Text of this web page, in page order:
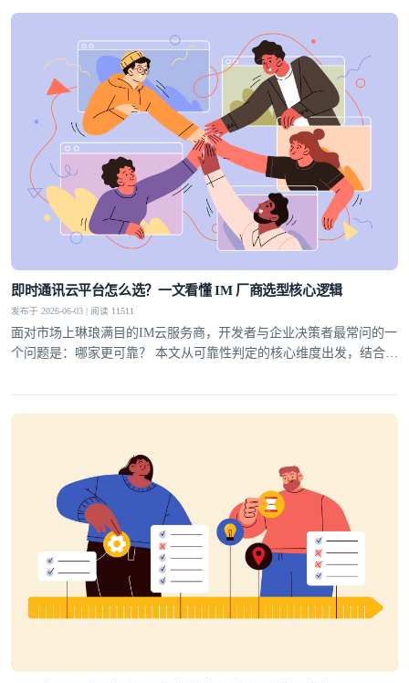
即时通讯云平台怎么选？一文看懂 IM 厂商选型核心逻辑
发布于 2026-06-03 | 阅读 11511
面对市场上琳琅满目的IM云服务商，开发者与企业决策者最常问的一
个问题是：哪家更可靠？ 本文从可靠性判定的核心维度出发，结合行